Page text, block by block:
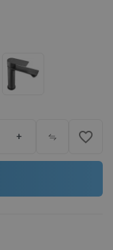
+ favorite_border